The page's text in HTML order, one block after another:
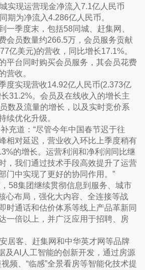
实现运营现金净流入7.1亿人民币
期为净流入4.286亿人民币。
一季度末，包括58同城、赶集网、
会员数量约266.5万，会员服务贡献
亿美元)的营收，同比增长17.1%。
平台同时购买会员服务，其会员花费
营收。
度实现营收14.92亿人民币(2.373亿
31.2%。会员及在线收入的增长主
数及流量的增长，以及实时竞价系
续优化升级。
充道：“尽管今年中国春节迟于往
相对延迟，营业收入环比上季度稍有
的增长。运营利润和净利润同比继
，我们通过技术手段高效提升了运营
门中实现了更好的协同作用。”
58集团继续贯彻信息到服务、城市
心布局，强化大内容、全连接等战
时通话和估价体系等线上产品革新同
一倍以上，并广泛应用于招聘、房
居客、赶集网和中华英才网等品牌
及AI人工智能的创新开发，通过房源
频、“临感”全景看房等智能化技术提